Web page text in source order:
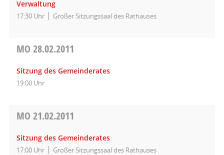
Verwaltung
17:30 Uhr Großer Sitzungssaal des Rathauses
MO 28.02.2011
Sitzung des Gemeinderates
19:00 Uhr
MO 21.02.2011
Sitzung des Gemeinderates
17:00 Uhr Großer Sitzungssaal des Rathauses